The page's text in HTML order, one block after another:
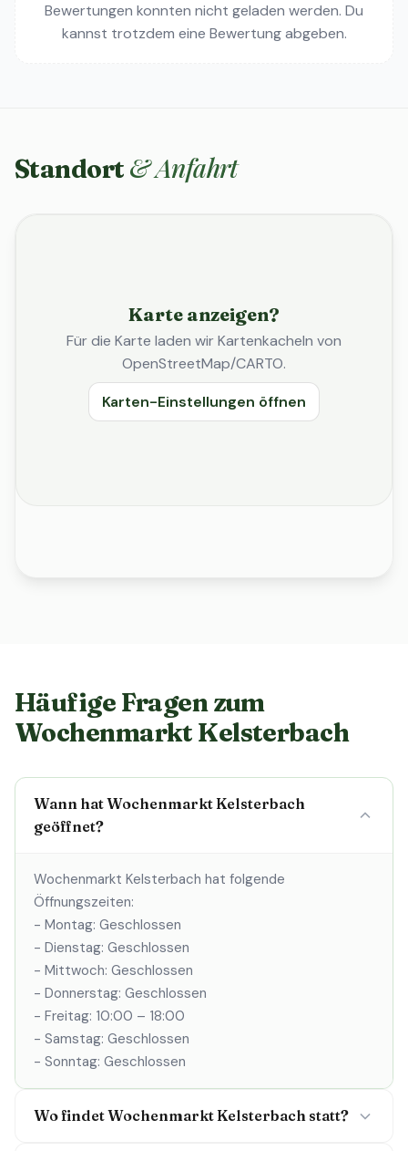
Bewertungen konnten nicht geladen werden. Du
kannst trotzdem eine Bewertung abgeben.
Standort & Anfahrt
Karte anzeigen?
Für die Karte laden wir Kartenkacheln von
OpenStreetMap/CARTO.
Karten-Einstellungen öffnen
Häufige Fragen zum
Wochenmarkt Kelsterbach
Wann hat Wochenmarkt Kelsterbach
geöffnet?
Wochenmarkt Kelsterbach hat folgende
Öffnungszeiten:
- Montag: Geschlossen
- Dienstag: Geschlossen
- Mittwoch: Geschlossen
- Donnerstag: Geschlossen
- Freitag: 10:00 – 18:00
- Samstag: Geschlossen
- Sonntag: Geschlossen
Wo findet Wochenmarkt Kelsterbach statt?